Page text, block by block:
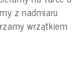
z nadmiaru
wrzątkiem